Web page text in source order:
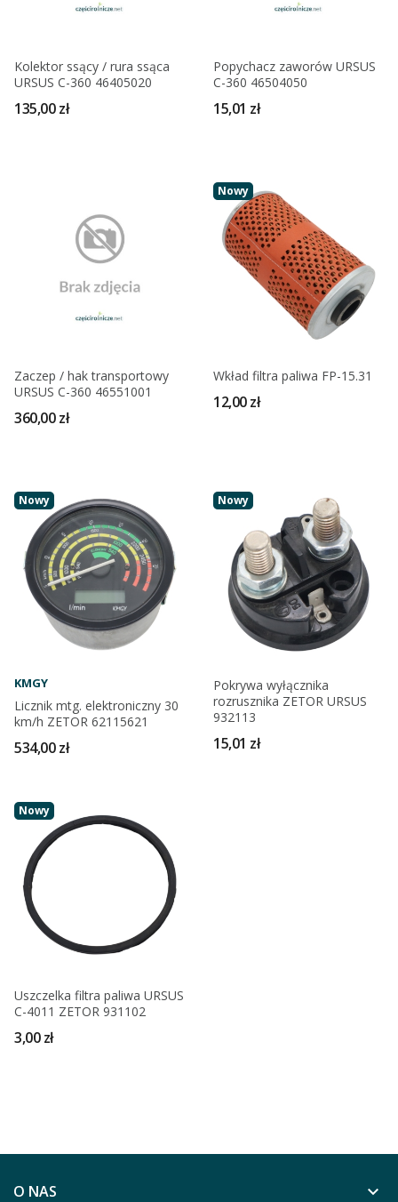
Kolektor ssący / rura ssąca
URSUS C-360 46405020
135,00 zł
Popychacz zaworów URSUS
C-360 46504050
15,01 zł
Zaczep / hak transportowy
URSUS C-360 46551001
360,00 zł
Nowy
Wkład filtra paliwa FP-15.31
12,00 zł
Nowy
KMGY
Licznik mtg. elektroniczny 30
km/h ZETOR 62115621
534,00 zł
Nowy
Pokrywa wyłącznika
rozrusznika ZETOR URSUS
932113
15,01 zł
Nowy
Uszczelka filtra paliwa URSUS
C-4011 ZETOR 931102
3,00 zł
O NAS keyboard_arrow_down